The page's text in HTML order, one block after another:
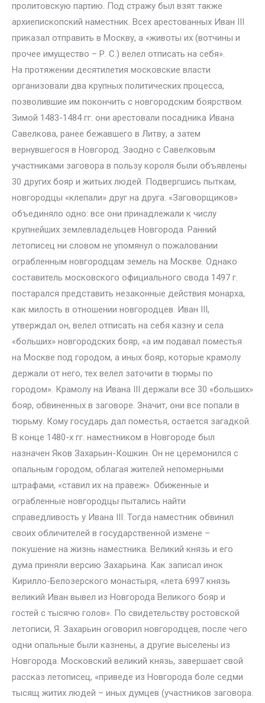
пролитовскую партию. Под стражу был взят также
архиепископский наместник. Всех арестованных Иван III
приказал отправить в Москву, а «животы их (вотчины и
прочее имущество – Р. С.) велел отписать на себя».
На протяжении десятилетия московские власти
организовали два крупных политических процесса,
позволившие им покончить с новгородским боярством.
Зимой 1483-1484 гг. они арестовали посадника Ивана
Савелкова, ранее бежавшего в Литву, а затем
вернувшегося в Новгород. Заодно с Савелковым
участниками заговора в пользу короля были объявлены
30 других бояр и житьих людей. Подвергшись пыткам,
новгородцы «клепали» друг на друга. «Заговорщиков»
объединяло одно: все они принадлежали к числу
крупнейших землевладельцев Новгорода. Ранний
летописец ни словом не упомянул о пожаловании
ограбленным новгородцам земель на Москве. Однако
составитель московского официального свода 1497 г.
постарался представить незаконные действия монарха,
как милость в отношении новгородцев. Иван III,
утверждал он, велел отписать на себя казну и села
«больших» новгородских бояр, «а им подавал поместья
на Москве под городом, а иных бояр, которые крамолу
держали от него, тех велел заточити в тюрмы по
городом». Крамолу на Ивана III держали все 30 «больших»
бояр, обвиненных в заговоре. Значит, они все попали в
тюрьму. Кому государь дал поместья, остается загадкой.
В конце 1480-х гг. наместником в Новгороде был
назначен Яков Захарьин-Кошкин. Он не церемонился с
опальным городом, облагая жителей непомерными
штрафами, «ставил их на правеж». Обиженные и
ограбленные новгородцы пытались найти
справедливость у Ивана III. Тогда наместник обвинил
своих обличителей в государственной измене –
покушение на жизнь наместника. Великий князь и его
дума приняли версию Захарьина. Как записал инок
Кирилло-Белозерского монастыря, «лета 6997 князь
великий Иван вывел из Новгорода Великого бояр и
гостей с тысячю голов». По свидетельству ростовской
летописи, Я. Захарьин оговорил новгородцев, после чего
одни опальные были казнены, а другие выселены из
Новгорода. Московский великий князь, завершает свой
рассказ летописец, «приведе из Новгорода боле седми
тысящ житих людей – иных думцев (участников заговора.